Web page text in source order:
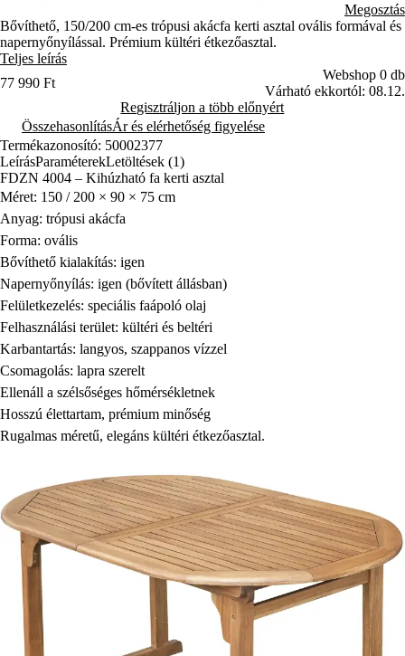
Megosztás
Bővíthető, 150/200 cm-es trópusi akácfa kerti asztal ovális formával és
napernyőnyílással. Prémium kültéri étkezőasztal.
Teljes leírás
77 990 Ft
Webshop 0 db
Várható ekkortól: 08.12.
Regisztráljon a több előnyért
ÖsszehasonlításÁr és elérhetőség figyelése
Termékazonosító: 50002377
LeírásParaméterekLetöltések (1)
FDZN 4004 – Kihúzható fa kerti asztal
Méret: 150 / 200 × 90 × 75 cm
Anyag: trópusi akácfa
Forma: ovális
Bővíthető kialakítás: igen
Napernyőnyílás: igen (bővített állásban)
Felületkezelés: speciális faápoló olaj
Felhasználási terület: kültéri és beltéri
Karbantartás: langyos, szappanos vízzel
Csomagolás: lapra szerelt
Ellenáll a szélsőséges hőmérsékletnek
Hosszú élettartam, prémium minőség
Rugalmas méretű, elegáns kültéri étkezőasztal.